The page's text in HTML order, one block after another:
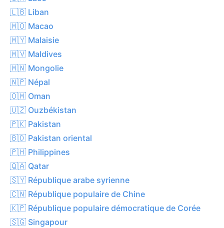
🇱🇧 Liban
🇲🇴 Macao
🇲🇾 Malaisie
🇲🇻 Maldives
🇲🇳 Mongolie
🇳🇵 Népal
🇴🇲 Oman
🇺🇿 Ouzbékistan
🇵🇰 Pakistan
🇧🇩 Pakistan oriental
🇵🇭 Philippines
🇶🇦 Qatar
🇸🇾 République arabe syrienne
🇨🇳 République populaire de Chine
🇰🇵 République populaire démocratique de Corée
🇸🇬 Singapour